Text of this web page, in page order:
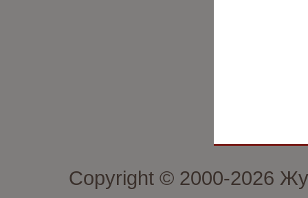
Copyright © 2000-2026